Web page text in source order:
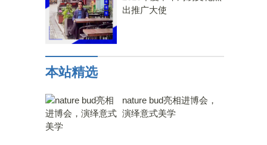
出推广大使
本站精选
nature bud亮相进博会，
演绎意式美学